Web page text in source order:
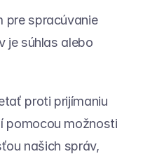
pre spracúvanie
je súhlas alebo
proti prijímaniu
pomocou možnosti
našich správ,